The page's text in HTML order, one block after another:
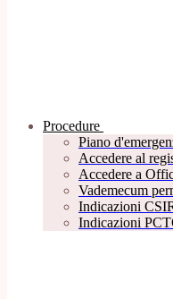
Procedure
Piano
Accedere al
Accedere a
Vademecum
Indicazioni
Indicazioni